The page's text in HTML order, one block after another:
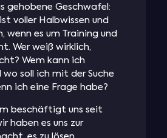
gehobene Geschwafel:
voller Halbwissen und
wenn es um Training und
Wer weiß wirklich,
Wem kann ich
wo soll ich mit der Suche
ich eine Frage habe?
beschäftigt uns seit
haben es uns zur